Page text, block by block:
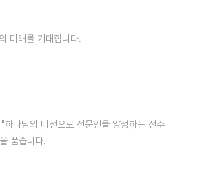
미래를 기대합니다.
나님의 비전으로 전문인을 양성하는 전주
품습니다.